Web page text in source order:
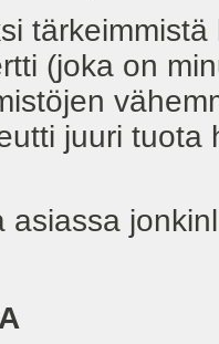
(joka on
juuri tuota
asiassa